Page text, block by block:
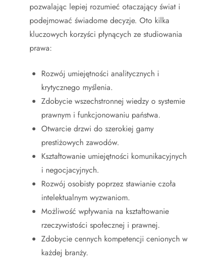
pozwalając lepiej rozumieć otaczający świat i
podejmować świadome decyzje. Oto kilka
kluczowych korzyści płynących ze studiowania
prawa:
Rozwój umiejętności analitycznych i
krytycznego myślenia.
Zdobycie wszechstronnej wiedzy o systemie
prawnym i funkcjonowaniu państwa.
Otwarcie drzwi do szerokiej gamy
prestiżowych zawodów.
Kształtowanie umiejętności komunikacyjnych
i negocjacyjnych.
Rozwój osobisty poprzez stawianie czoła
intelektualnym wyzwaniom.
Możliwość wpływania na kształtowanie
rzeczywistości społecznej i prawnej.
Zdobycie cennych kompetencji cenionych w
każdej branży.